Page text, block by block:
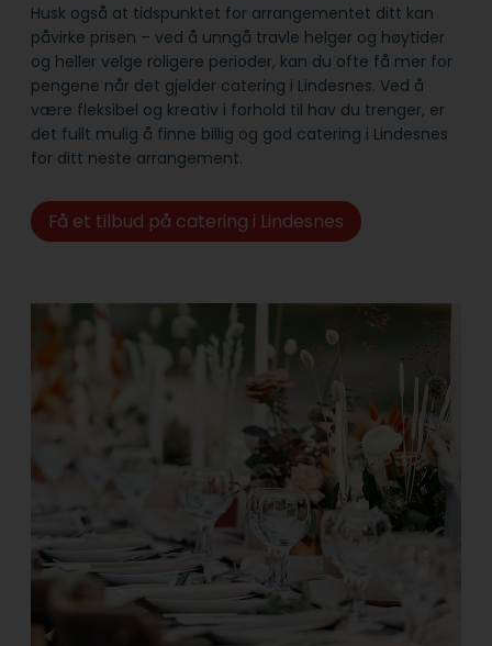
Husk også at tidspunktet for arrangementet ditt kan
påvirke prisen – ved å unngå travle helger og høytider
og heller velge roligere perioder, kan du ofte få mer for
pengene når det gjelder catering i Lindesnes. Ved å
være fleksibel og kreativ i forhold til hav du trenger, er
det fullt mulig å finne billig og god catering i Lindesnes
for ditt neste arrangement.
Få et tilbud på catering i Lindesnes